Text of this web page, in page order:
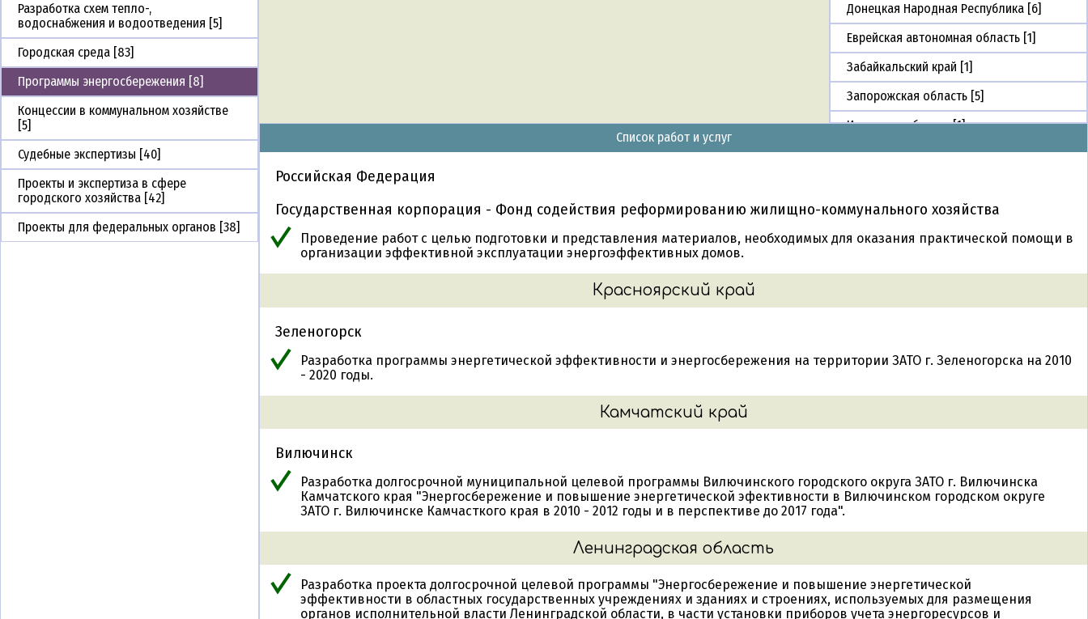
Разработка схем тепло-,
водоснабжения и водоотведения [5]
Городская среда [83]
Программы энергосбережения [8]
Концессии в коммунальном хозяйстве
[5]
Судебные экспертизы [40]
Проекты и экспертиза в сфере
городского хозяйства [42]
Проекты для федеральных органов [38]
Донецкая Народная Республика [6]
Еврейская автономная область [1]
Забайкальский край [1]
Запорожская область [5]
Иркутская область [1]
Калининградская область [7]
Камчатский край [8]
Кемеровская область [2]
Кировская область [3]
Курганская область [2]
Луганская Народная Республика [5]
Магаданская область [12]
Московская область [129]
Мурманская область [15]
Ненецкий АО [2]
Список работ и услуг
Российская Федерация
Государственная корпорация - Фонд содействия реформированию жилищно-коммунального хозяйства
Проведение работ с целью подготовки и представления материалов, необходимых для оказания практической помощи в
организации эффективной эксплуатации энергоэффективных домов.
Красноярский край
Зеленогорск
Разработка программы энергетической эффективности и энергосбережения на территории ЗАТО г. Зеленогорска на 2010
- 2020 годы.
Камчатский край
Вилючинск
Разработка долгосрочной муниципальной целевой программы Вилючинского городского округа ЗАТО г. Вилючинска
Камчатского края "Энергосбережение и повышение энергетической эфективности в Вилючинском городском округе
ЗАТО г. Вилючинске Камчасткого края в 2010 - 2012 годы и в перспективе до 2017 года".
Ленинградская область
Разработка проекта долгосрочной целевой программы "Энергосбережение и повышение энергетической
эффективности в областных государственных учреждениях и зданиях и строениях, используемых для размещения
органов исполнительной власти Ленинградской области, в части установки приборов учета энергоресурсов и